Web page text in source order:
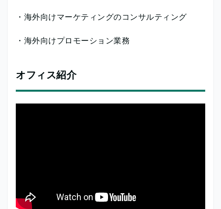
・海外向けマーケティングのコンサルティング
・海外向けプロモーション業務
オフィス紹介